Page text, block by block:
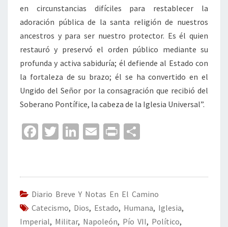
en circunstancias difíciles para restablecer la
adoración pública de la santa religión de nuestros
ancestros y para ser nuestro protector. Es él quien
restauró y preservó el orden público mediante su
profunda y activa sabiduría; él defiende al Estado con
la fortaleza de su brazo; él se ha convertido en el
Ungido del Señor por la consagración que recibió del
Soberano Pontífice, la cabeza de la Iglesia Universal”.
Fa
o
o
k
T
er
Li
dI
n
E
l
Pr
p
ar
tir
Diario Breve Y Notas En El Camino
Catecismo, Dios, Estado, Humana, Iglesia,
Imperial, Militar, Napoleón, Pío VII, Político,